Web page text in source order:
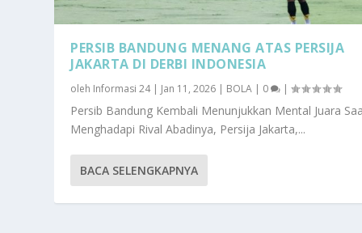
PERSIB BANDUNG MENANG ATAS PERSIJA
JAKARTA DI DERBI INDONESIA
oleh Informasi 24| Jan 11, 2026 BOLA 0 |
Persib Bandung Kembali Menunjukkan Mental Juara
Menghadapi Rival Abadinya, Persija Jakarta,...
BACA SELENGKAPNYA